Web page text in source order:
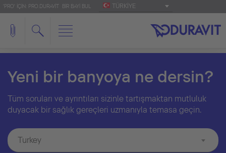
'PRO' IÇIN: PRO.DURAVIT BIR BAYI BUL TÜRKIYE
Yeni bir banyoya ne dersin?
Tüm soruları ve ayrıntıları sizinle tartışmaktan mutluluk
duyacak bir sağlık gereçleri uzmanıyla temasa geçin.
Turkey